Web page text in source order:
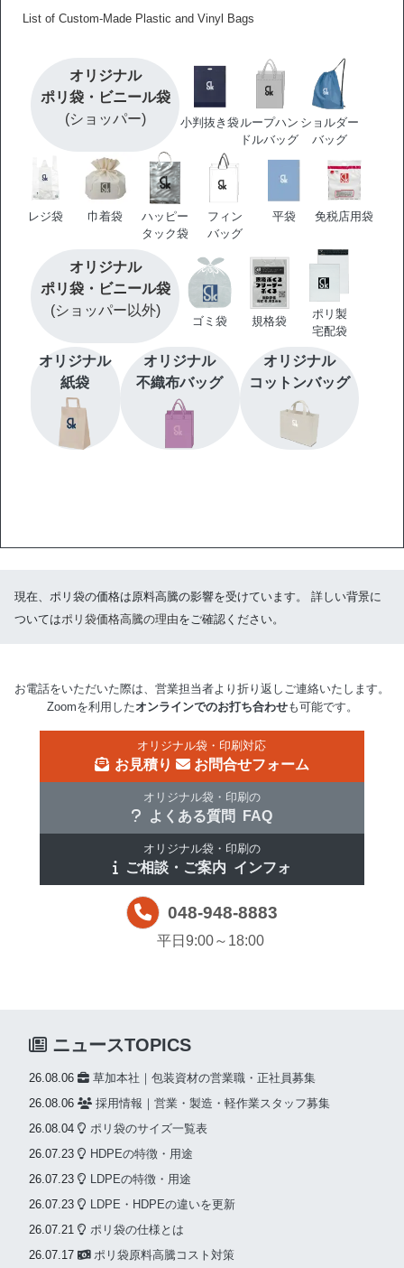
List of Custom-Made Plastic and Vinyl Bags
オリジナル
ポリ袋・ ビニール袋
(ショッパー)
小判抜き袋 ループハン
ドルバッグ
ショルダー
バッグ
レジ袋 巾着袋
ハッピー
タック袋
フィン
バッグ
平袋 免税店用袋
オリジナル
ポリ袋・ ビニール袋
(ショッパー以外)
ゴミ袋 規格袋
ポリ製
宅配袋
オリジナル
紙袋
オリジナル
不織布バッグ
オリジナル
コットンバッグ
現在、ポリ袋の価格は原料高騰の影響を受けています。 詳しい背景に
ついてはポリ袋価格高騰の理由をご確認ください。
お電話をいただいた際は、営業担当者より折り返しご連絡いたします。
Zoomを利用したオンラインでのお打ち合わせも可能です。
オリジナル袋・印刷対応
お見積り お問合せフォーム
オリジナル袋・印刷の
よくある質問 FAQ
オリジナル袋・印刷の
ご相談・ご案内 インフォ
048-948-8883
平日9:00～18:00
ニュースTOPICS
26.08.06
草加本社｜包装資材の営業職・正社員募集
26.08.06
採用情報｜営業・製造・軽作業スタッフ募集
26.08.04
ポリ袋のサイズ一覧表
26.07.23
HDPEの特徴・用途
26.07.23
LDPEの特徴・用途
26.07.23
LDPE・HDPEの違いを更新
26.07.21
ポリ袋の仕様とは
26.07.17
ポリ袋原料高騰コスト対策